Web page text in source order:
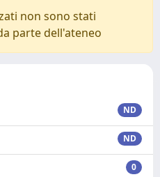
non sono stati
parte dell'ateneo
ND
ND
0